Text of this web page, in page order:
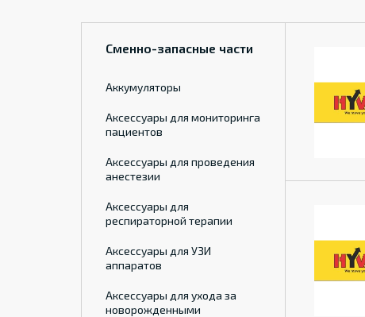
Сменно-запасные части
Аккумуляторы
Аксессуары для мониторинга
пациентов
Аксессуары для проведения
анестезии
Аксессуары для
респираторной терапии
Аксессуары для УЗИ
аппаратов
Аксессуары для ухода за
новорожденными